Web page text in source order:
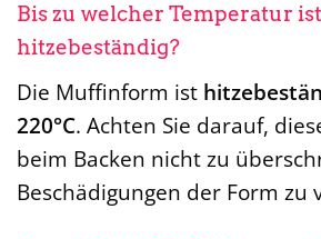
Bis zu welcher Temperatur
hitzebeständig?
Die Muffinform ist
220°C. Achten Sie darauf,
beim Backen nicht zu
Beschädigungen der Form zu